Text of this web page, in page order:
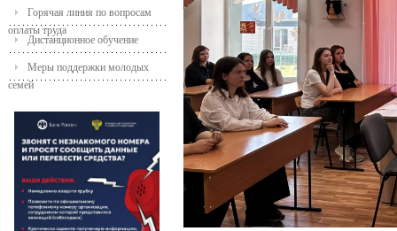
Горячая линия по вопросам
оплаты труда
Дистанционное обучение
Меры поддержки молодых
семей